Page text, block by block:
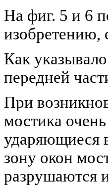
На фиг. 5 и 6
изобретению,
Как
передней
При
мостика
ударяющиеся
зону окон
разрушаются